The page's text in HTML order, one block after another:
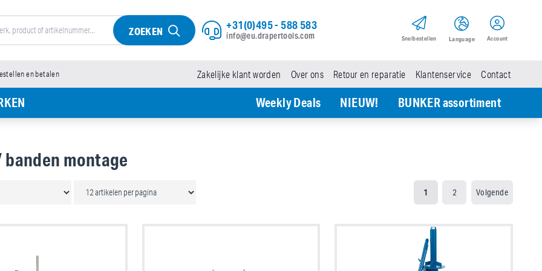
Snel­bestellen Language Account
ZOEKEN +31(0)495 - 588 583
info@eu.drapertools.com
en betalen Zakelijke klant worden Over ons Retour en reparatie Klantenservice Contact
Weekly Deals NIEUW! BUNKER assortiment
montage
1 2 Volgende